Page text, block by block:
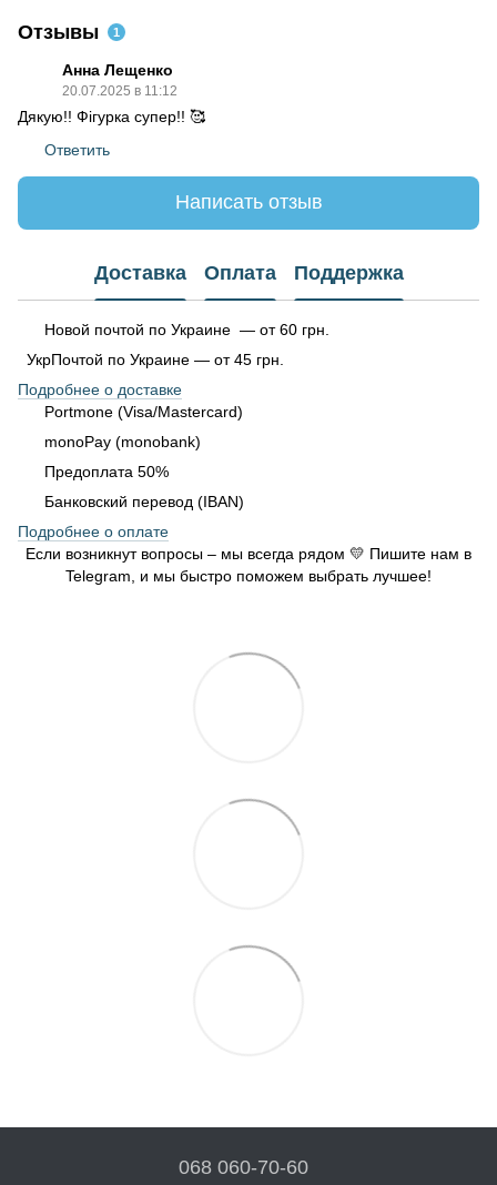
Отзывы 1
Анна Лещенко
20.07.2025 в 11:12
Дякую!! Фігурка супер!! 🥰
Ответить
Написать отзыв
Доставка Оплата Поддержка
Новой почтой по Украине — от 60 грн.
УкрПочтой по Украине — от 45 грн.
Подробнее о доставке
Portmone (Visa/Mastercard)
monoPay (monobank)
Предоплата 50%
Банковский перевод (IBAN)
Подробнее о оплате
Если возникнут вопросы – мы всегда рядом 💛 Пишите нам в
Telegram, и мы быстро поможем выбрать лучшее!
068 060-70-60